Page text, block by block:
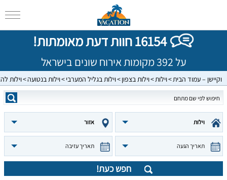
16154 חוות דעת מאומתות!
על 392 מקומות אירוח שונים בישראל
וקיישן – עמוד הבית וילות וילות בצפון וילות בגליל המערבי וילות בנטועה וילות
וילות אזור
תאריך הגעה תאריך עזיבה
חפש כעת!